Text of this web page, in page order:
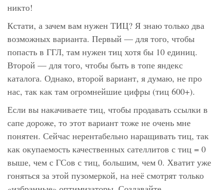
никто!
Кстати, а зачем вам нужен ТИЦ? Я знаю только два
возможных варианта. Первый — для того, чтобы
попасть в ГГЛ, там нужен тиц хотя бы 10 единиц.
Второй — для того, чтобы быть в топе яндекс
каталога. Однако, второй вариант, я думаю, не про
нас, так как там огромнейшие цифры (тиц 600+).
Если вы накачиваете тиц, чтобы продавать ссылки в
сапе дороже, то этот вариант тоже не очень мне
понятен. Сейчас нерентабельно наращивать тиц, так
как окупаемость качественных сателлитов с тиц = 0
выше, чем с ГСов с тиц, большим, чем 0. Хватит уже
гоняться за этой пузомеркой, на неё смотрят только